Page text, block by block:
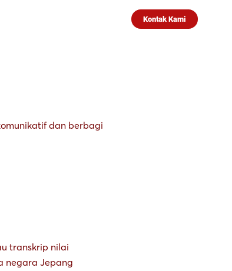
Kontak Kami
dan berbagi
transkrip nilai
negara Jepang